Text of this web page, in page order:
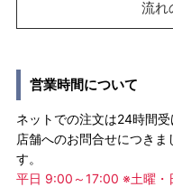
流れ
営業時間について
ネットでの注文は24時間受
店舗へのお問合せにつき
す。
平日 9:00～17:00 ※土曜・